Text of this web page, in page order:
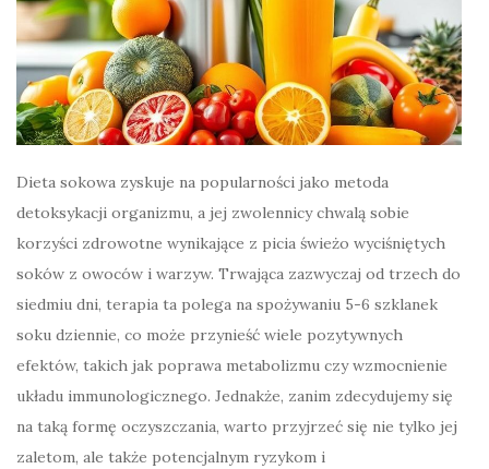
Dieta sokowa zyskuje na popularności jako metoda
detoksykacji organizmu, a jej zwolennicy chwalą sobie
korzyści zdrowotne wynikające z picia świeżo wyciśniętych
soków z owoców i warzyw. Trwająca zazwyczaj od trzech do
siedmiu dni, terapia ta polega na spożywaniu 5-6 szklanek
soku dziennie, co może przynieść wiele pozytywnych
efektów, takich jak poprawa metabolizmu czy wzmocnienie
układu immunologicznego. Jednakże, zanim zdecydujemy się
na taką formę oczyszczania, warto przyjrzeć się nie tylko jej
zaletom, ale także potencjalnym ryzykom i